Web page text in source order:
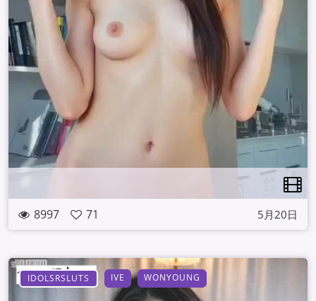
8997 71 5月20日
IDOLSRSLUTS IVE WONYOUNG